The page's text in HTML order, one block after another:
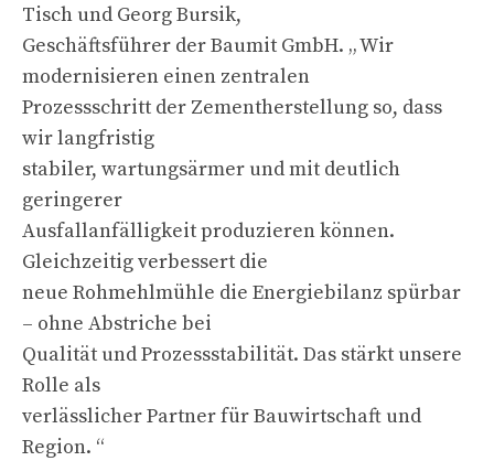
Tisch und Georg Bursik,
Geschäftsführer der Baumit GmbH. „ Wir
modernisieren einen zentralen
Prozessschritt der Zementherstellung so, dass
wir langfristig
stabiler, wartungsärmer und mit deutlich
geringerer
Ausfallanfälligkeit produzieren können.
Gleichzeitig verbessert die
neue Rohmehlmühle die Energiebilanz spürbar
– ohne Abstriche bei
Qualität und Prozessstabilität. Das stärkt unsere
Rolle als
verlässlicher Partner für Bauwirtschaft und
Region. “